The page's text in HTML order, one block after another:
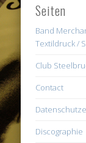
Seiten
Band
Textildruck /
Club
Contact
Discographie